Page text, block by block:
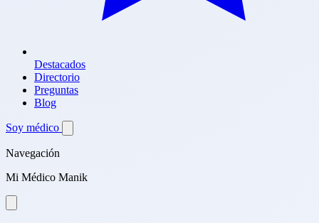
Destacados
Directorio
Preguntas
Blog
Soy médico
Navegación
Mi Médico Manik